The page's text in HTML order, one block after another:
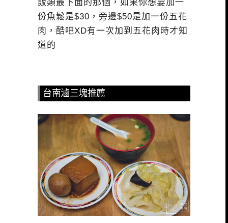
飯類最下面的那個，如果你想要加一
份魚鬆是$30，旁邊$50是加一份五花
肉，酷吧XD有一次加到五花肉時才知
道的
台南滷三塊推薦